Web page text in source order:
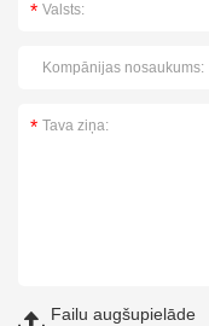
Failu augšupielāde